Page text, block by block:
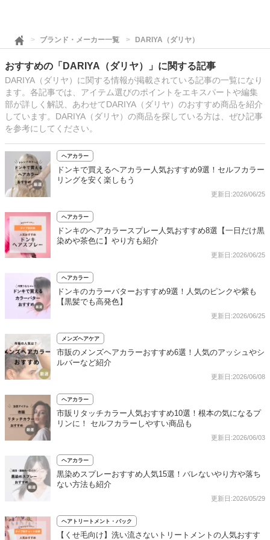
ブランド・メーカー一覧 DARIYA（ダリヤ）
おすすめの「DARIYA（ダリヤ）」に関する記事
DARIYA（ダリヤ）に関する情報が掲載されている記事の一覧になり
ます。各記事では、アイテム選びのポイントをエキスパートや編集
部が詳しく解説、あわせてDARIYA（ダリヤ）のおすすめ商品を紹介
しています。DARIYA（ダリヤ）の商品を探している方は、ぜひ記事
を参考にしてください。
ヘアカラー
ドンキで買えるヘアカラー人気おすすめ9選！セルフカラー
リングを安く楽しもう
更新日:2026/06/25
ヘアカラー
ドンキのヘアカラースプレー人気おすすめ8選【一日だけ黒
染めや茶色に】やり方も紹介
更新日:2026/06/25
ヘアカラー
ドンキのカラーバターおすすめ9選！人気のピンクや紫も
【黒髪でも高発色】
更新日:2026/06/25
メンズヘアケア
市販のメンズヘアカラーおすすめ6選！人気のアッシュやシ
ルバーなど紹介
更新日:2026/06/08
ヘアカラー
市販リタッチカラー人気おすすめ10選！根本の気になるプ
リンに！ セルフカラーしやすい商品も
更新日:2026/06/03
ヘアカラー
黒染めスプレーおすすめ人気15選！バレないやり方や落ち
ない方法も紹介
更新日:2026/05/29
ヘアトリートメント・パック
【くせ毛向け】洗い流さないトリートメントの人気おすす